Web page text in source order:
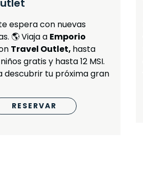
espera con nuevas
🌎 Viaja a Emporio
Travel Outlet, hasta
gratis y hasta 12 MSI.
descubrir tu próxima gran
RESERVAR